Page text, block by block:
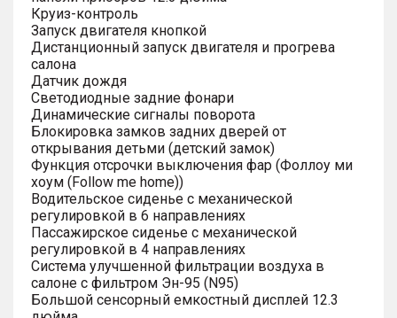
Круиз-контроль
Запуск двигателя кнопкой
Дистанционный запуск двигателя и прогрева
салона
Датчик дождя
Светодиодные задние фонари
Динамические сигналы поворота
Блокировка замков задних дверей от
открывания детьми (детский замок)
Функция отсрочки выключения фар (Фоллоу ми
хоум (Follow me home))
Водительское сиденье с механической
регулировкой в 6 направлениях
Пассажирское сиденье с механической
регулировкой в 4 направлениях
Система улучшенной фильтрации воздуха в
салоне с фильтром Эн-95 (N95)
Большой сенсорный емкостный дисплей 12.3